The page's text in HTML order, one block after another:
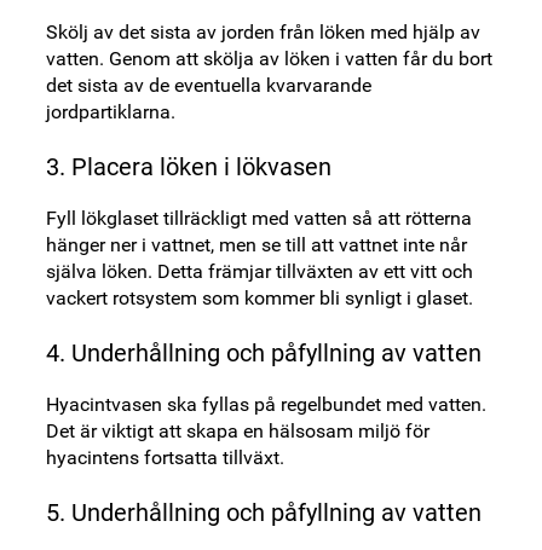
Skölj av det sista av jorden från löken med hjälp av
vatten. Genom att skölja av löken i vatten får du bort
det sista av de eventuella kvarvarande
jordpartiklarna.
3. Placera löken i lökvasen
Fyll lökglaset tillräckligt med vatten så att rötterna
hänger ner i vattnet, men se till att vattnet inte når
själva löken. Detta främjar tillväxten av ett vitt och
vackert rotsystem som kommer bli synligt i glaset.
4. Underhållning och påfyllning av vatten
Hyacintvasen ska fyllas på regelbundet med vatten.
Det är viktigt att skapa en hälsosam miljö för
hyacintens fortsatta tillväxt.
5. Underhållning och påfyllning av vatten